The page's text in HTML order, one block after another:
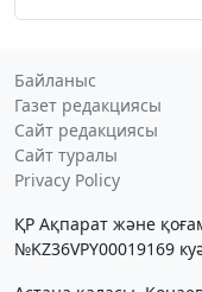
Байланыс
Газет редакциясы
Сайт редакциясы
Сайт туралы
Privacy Policy
ҚР Ақпарат және
№KZ36VPY00019169